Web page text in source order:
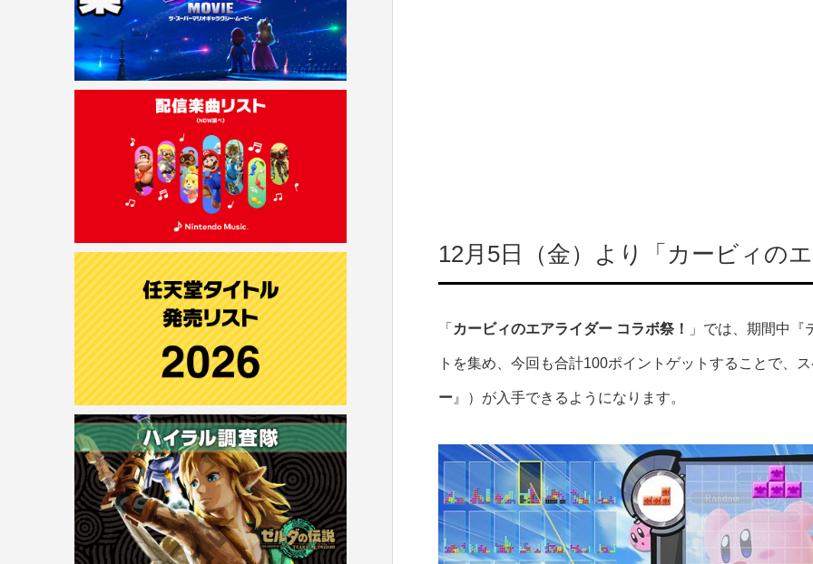
12月5日（金）より「カービィの
「 カービィのエアライダー コラボ祭！ 」では、期間中
トを集め、今回も合計100ポイントゲットすることで、
ー』）が入手できるようになります。